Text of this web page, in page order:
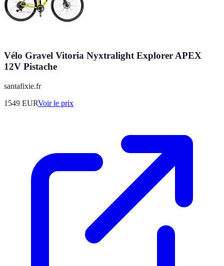
Vélo Gravel Vitoria Nyxtralight Explorer APEX
12V Pistache
santafixie.fr
1549 EURVoir le prix